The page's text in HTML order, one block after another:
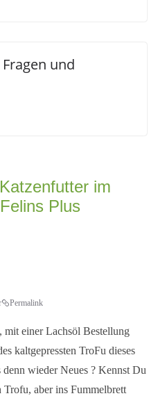
und
Katzenfutter im
Plus
Permalink
mit einer Lachsöl Bestellung
kaltgepressten TroFu dieses
denn wieder Neues ? Kennst Du
aber ins Fummelbrett